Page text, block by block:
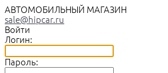
АВТОМОБИЛЬНЫЙ МАГАЗИН
sale@hipcar.ru
Войти
Логин:
Пароль: